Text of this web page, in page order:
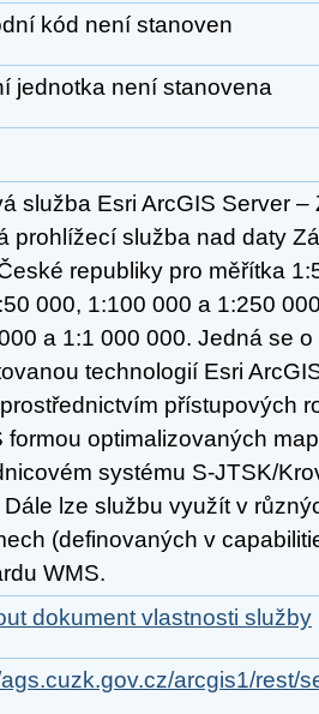
kód není stanoven
jednotka není stanovena
služba Esri ArcGIS Server
prohlížecí služba nad daty
republiky pro měřítka
000, 1:100 000 a 1:250
a 1:1 000 000. Jedná se
technologií Esri
přístupových
formou optimalizovaných
systému S-JTSK/
Dále lze službu využít v
(definovaných v
WMS.
dokument vlastnosti služby
ags.cuzk.gov.cz/arcgis1/rest/